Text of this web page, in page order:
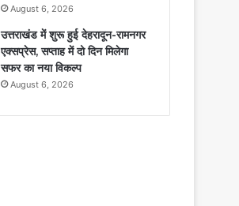
August 6, 2026
उत्तराखंड में शुरू हुई देहरादून-रामनगर
एक्सप्रेस, सप्ताह में दो दिन मिलेगा
सफर का नया विकल्प
August 6, 2026